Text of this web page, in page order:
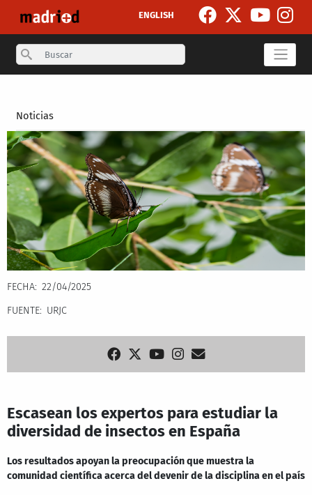
ENGLISH
Search
Noticias
FECHA
22/04/2025
FUENTE
URJC
Escasean los expertos para estudiar la
diversidad de insectos en España
Los resultados apoyan la preocupación que muestra la
comunidad científica acerca del devenir de la disciplina en el país